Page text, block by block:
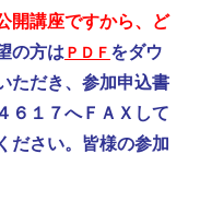
開講座ですから、ど
の方は ＰＤＦ をダウ
ただき、参加申込書
１７へＦＡＸして
ださい。皆様の参加